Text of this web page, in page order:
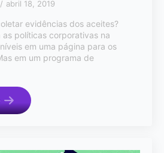
abril 18, 2019
evidências dos aceites?
políticas corporativas na
em uma página para os
em um programa de